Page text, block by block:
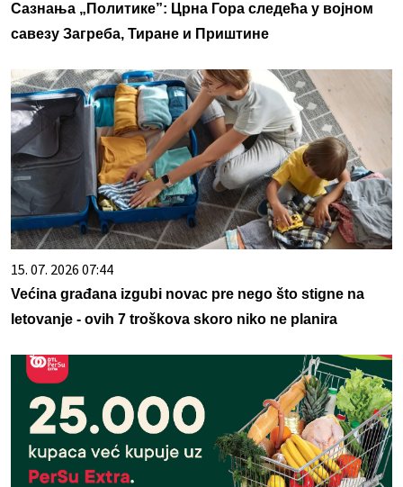
Сазнања „Политике”: Црна Гора следећа у војном
савезу Загреба, Тиране и Приштине
15. 07. 2026 07:44
Većina građana izgubi novac pre nego što stigne na
letovanje - ovih 7 troškova skoro niko ne planira